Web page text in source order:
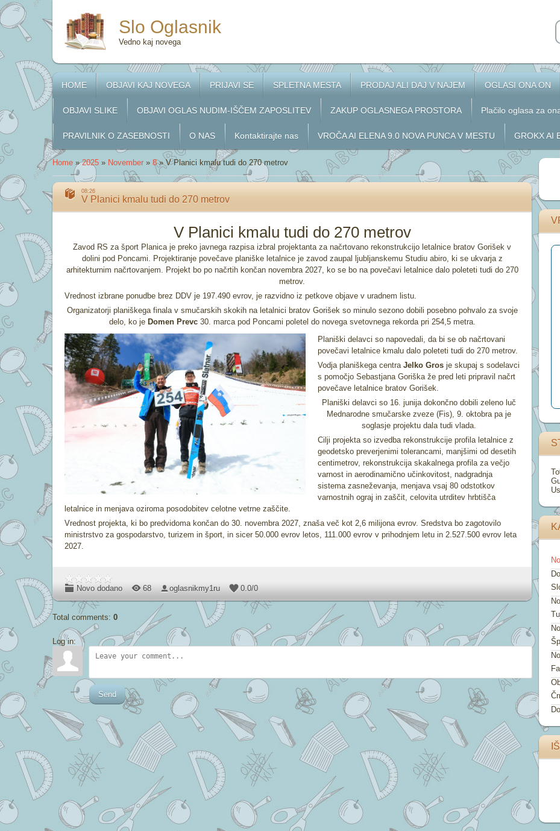
Slo Oglasnik
Vedno kaj novega
HOME OBJAVI KAJ NOVEGA PRIJAVI SE SPLETNA MESTA PRODAJ ALI DAJ V NAJEM OGLASI ONA ON
OBJAVI SLIKE OBJAVI OGLAS NUDIM-IŠČEM ZAPOSLITEV ZAKUP OGLASNEGA PROSTORA Plačilo oglasa za
PRAVILNIK O ZASEBNOSTI O NAS Kontaktirajte nas VROČA AI ELENA 9.0 NOVA PUNCA V MESTU GROKX AI
Home » 2025 » November » 8 » V Planici kmalu tudi do 270 metrov
08:26
V Planici kmalu tudi do 270 metrov
V Planici kmalu tudi do 270 metrov
Zavod RS za šport Planica je preko javnega razpisa izbral projektanta za načrtovano rekonstrukcijo letalnice bratov Gorišek v
dolini pod Poncami. Projektiranje povečave planiške letalnice je zavod zaupal ljubljanskemu Studiu abiro, ki se ukvarja z
arhitekturnim načrtovanjem. Projekt bo po načrtih končan novembra 2027, ko se bo na povečavi letalnice dalo poleteti tudi do 270
metrov.
Vrednost izbrane ponudbe brez DDV je 197.490 evrov, je razvidno iz petkove objave v uradnem listu.
Organizatorji planiškega finala v smučarskih skokih na letalnici bratov Gorišek so minulo sezono dobili posebno pohvalo za svoje
delo, ko jeDomen Prevc30. marca pod Poncami poletel do novega svetovnega rekorda pri 254,5 metra.
Planiški delavci so napovedali, da bi se ob načrtovani
povečavi letalnice kmalu dalo poleteti tudi do 270 metrov.
Vodja planiškega centraJelko Gros je skupaj s sodelavci
s pomočjo Sebastjana Goriška že pred leti pripravil načrt
povečave letalnice bratov Gorišek.
Planiški delavci so 16. junija dokončno dobili zeleno luč
Mednarodne smučarske zveze (Fis), 9. oktobra pa je
soglasje projektu dala tudi vlada.
Cilji projekta so izvedba rekonstrukcije profila letalnice z
geodetsko preverjenimi tolerancami, manjšimi od desetih
centimetrov, rekonstrukcija skakalnega profila za večjo
varnost in aerodinamično učinkovitost, nadgradnja
sistema zasneževanja, menjava vsaj 80 odstotkov
varnostnih ograj in zaščit, celovita utrditev hrbtišča
letalnice in menjava oziroma posodobitev celotne vetrne zaščite.
Vrednost projekta, ki bo predvidoma končan do 30. novembra 2027, znaša več kot 2,6 milijona evrov. Sredstva bo zagotovilo
ministrstvo za gospodarstvo, turizem in šport, in sicer 50.000 evrov letos, 111.000 evrov v prihodnjem letu in 2.527.500 evrov leta
2027.
Novo dodano 68 oglasnikmy1ru 0.0/0
Total comments: 0
Log in:
Send